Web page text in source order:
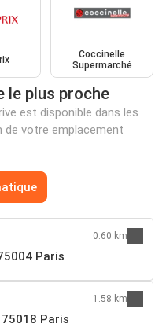
Coccinelle
Supermarché
le plus proche
est disponible dans les
votre emplacement
Paris
0.60 km
Paris
1.58 km